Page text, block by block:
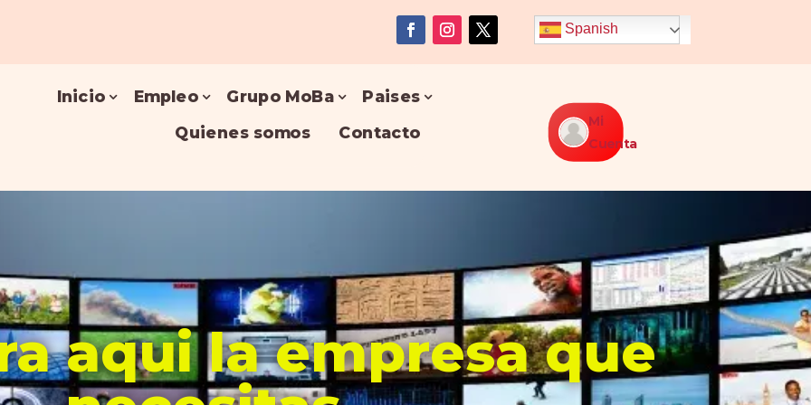
Spanish
Inicio Empleo Grupo MoBa
Paises
Quienes somos
Contacto
Mi
Cuenta
aqui la empresa que